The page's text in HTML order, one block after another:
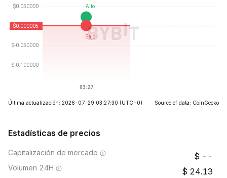
Última actualización: 2026-07-29 03:27:30 (UTC+0) Source of data: CoinGecko
Estadísticas de precios
Capitalización de mercado --
Volumen 24H 24.13